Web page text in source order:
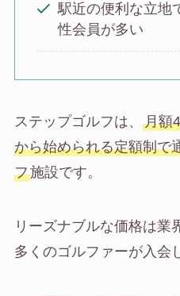
駅近の便利な立地
性会員が多い
ステップゴルフは、 月額
から始められる定額制で
フ施設です。
リーズナブルな価格は業
多くのゴルファーが入会